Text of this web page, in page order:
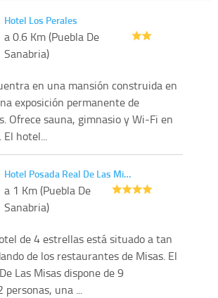
Hotel Los Perales
a 0.6 Km (Puebla De
Sanabria)
en una mansión construida en
exposición permanente de
Ofrece sauna, gimnasio y Wi-Fi en
El hotel...
Hotel Posada Real De Las Mi…
a 1 Km (Puebla De
Sanabria)
de 4 estrellas está situado a tan
de los restaurantes de Misas. El
Las Misas dispone de 9
personas, una ...